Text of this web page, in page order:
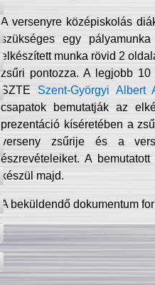
A versenyre középiskolás
szükséges egy
elkészített munka rövid 2
zsűri pontozza. A legjobb
SZTE Szent-Györgyi Albert
csapatok bemutatják az
prezentáció kíséretében a
verseny zsűrije és a
észrevételeiket. A
készül majd.
A beküldendő dokumentum